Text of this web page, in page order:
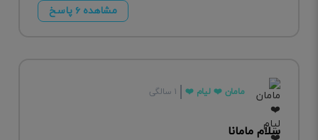
مشاهده ۶ پاسخ
مامان ❤️ لیام ❤️ ۱ سالگی
سلام مامانا